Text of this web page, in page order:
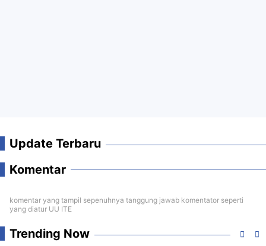
Update Terbaru
Komentar
komentar yang tampil sepenuhnya tanggung jawab komentator seperti
yang diatur UU ITE
Trending Now